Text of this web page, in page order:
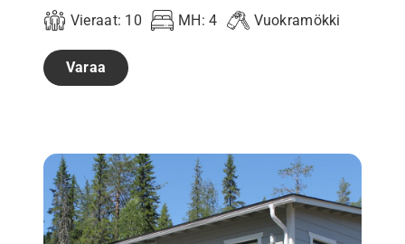
Vieraat: 10 MH:4 Vuokramökki
Varaa